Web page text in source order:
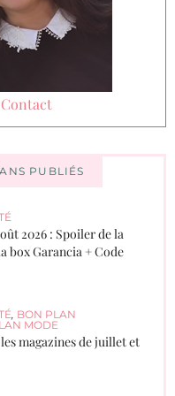
Contact
PUBLIÉS
2026 : Spoiler de la
box Garancia + Code
BON PLAN
MODE
magazines de juillet et